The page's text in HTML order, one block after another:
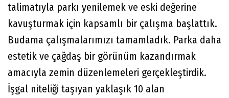
talimatıyla parkı yenilemek ve eski değerine
kavuşturmak için kapsamlı bir çalışma başlattık.
Budama çalışmalarımızı tamamladık. Parka daha
estetik ve çağdaş bir görünüm kazandırmak
amacıyla zemin düzenlemeleri gerçekleştirdik.
İşgal niteliği taşıyan yaklaşık 10 alan